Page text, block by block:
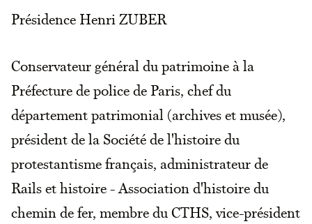
Présidence Henri ZUBER
Conservateur général du patrimoine à la
Préfecture de police de Paris, chef du
département patrimonial (archives et musée),
président de la Société de l'histoire du
protestantisme français, administrateur de
Rails et histoire - Association d'histoire du
chemin de fer, membre du CTHS, vice-président